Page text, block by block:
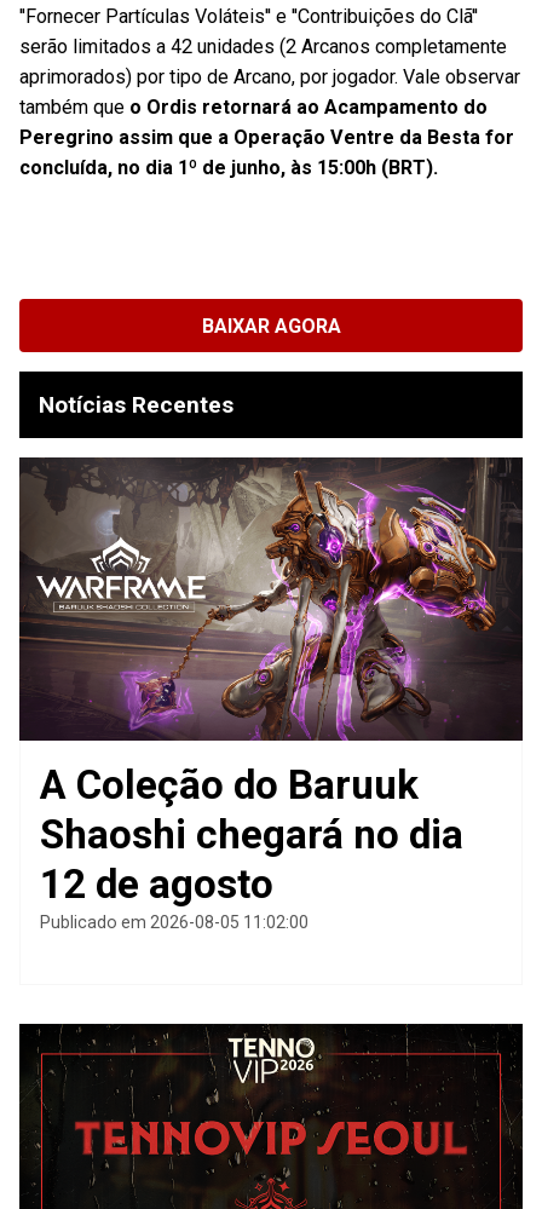
''Fornecer Partículas Voláteis'' e ''Contribuições do Clã''
serão limitados a 42 unidades (2 Arcanos completamente
aprimorados) por tipo de Arcano, por jogador. Vale observar
também que o Ordis retornará ao Acampamento do
Peregrino assim que a Operação Ventre da Besta for
concluída, no dia 1º de junho, às 15:00h (BRT).
BAIXAR AGORA
Notícias Recentes
A Coleção do Baruuk
Shaoshi chegará no dia
12 de agosto
Publicado em 2026-08-05 11:02:00